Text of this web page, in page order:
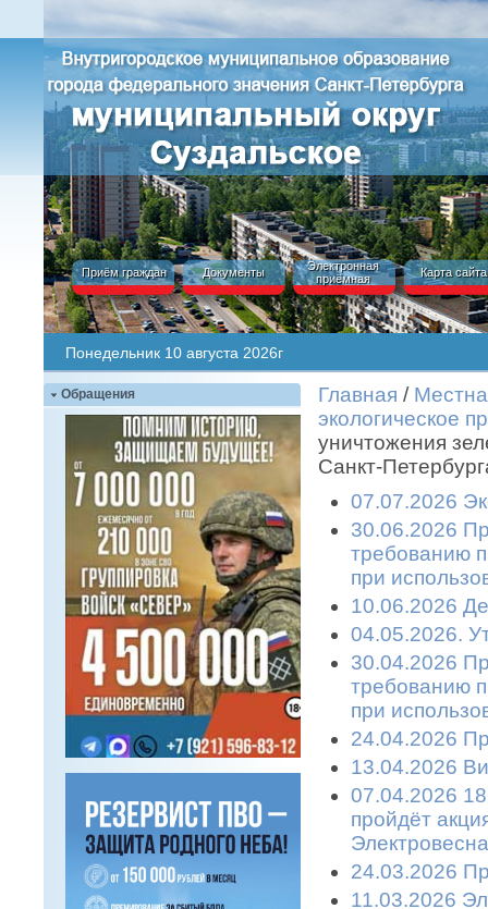
Приём граждан Документы
Электронная
приёмная
Карта сайта
Понедельник 10 августа 2026г
Обращения Главная /
экологическое
уничтожения
Санкт-
07.07.2026
30.06.2026
требованию
при
10.06.2026
04.05.2026.
30.04.2026
требованию
при
24.04.2026
13.04.2026
07.04.2026
пройдёт
24.03.2026
11.03.2026